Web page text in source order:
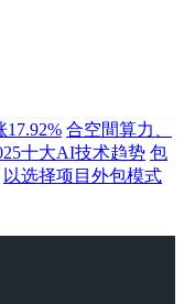
17.92% 合空間算力、
十大AI技术趋势 包
以选择项目外包模式